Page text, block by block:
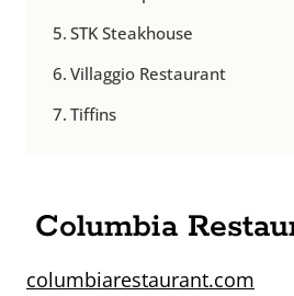
STK Steakhouse
Villaggio Restaurant
Tiffins
Columbia
columbiarestaurant.com